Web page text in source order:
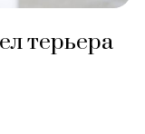
терьера